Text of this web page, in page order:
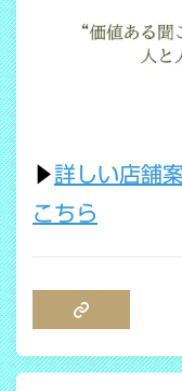
▶詳しい店舗
こちら